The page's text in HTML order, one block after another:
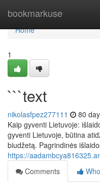
bookmarkuse
Home
Home
1
```text
nikolasfpez277111 80
Kaip gyventi Lietuvoje:
gyventi Lietuvoje, būtina
biudžetą. Pagrindinės
https://
Comments